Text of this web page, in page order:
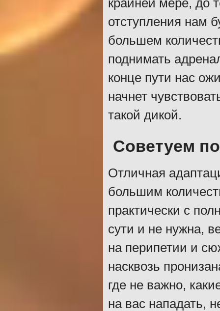
крайней мере, до
отступления нам
большем
поднимать
конце пути нас
начнет
такой дикой.
Советуем
Отличная
большим
практически с
сути и не нужна,
на перипетии и
насквозь
где не важно,
на вас нападать,